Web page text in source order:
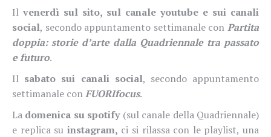
Il venerdì sul sito, sul canale youtube e sui canali
social, secondo appuntamento settimanale con Partita
doppia: storie d’arte dalla Quadriennale tra passato
e futuro.
Il sabato sui canali social, secondo appuntamento
settimanale conFUORIfocus.
La domenica su spotify (sul canale della Quadriennale)
e replica su instagram, ci si rilassa con le playlist, una